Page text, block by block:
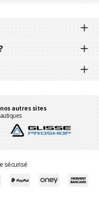
autres sites
sécurisé